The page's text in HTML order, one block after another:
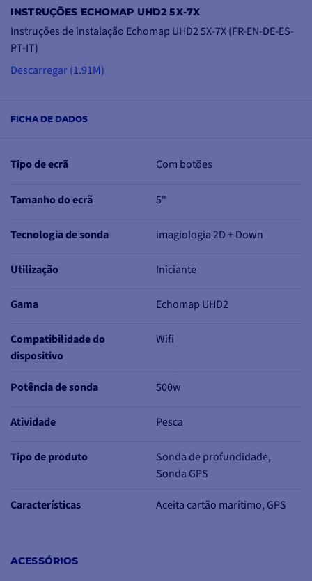
FICHA DE DADOS
Tipo de ecrã Com botões
Tamanho do ecrã 5"
Tecnologia de sonda imagiologia 2D + Down
Utilização Iniciante
Gama Echomap UHD2
Compatibilidade do
dispositivo
Wifi
Potência de sonda 500w
Atividade Pesca
Tipo de produto
Sonda de profundidade,
Sonda GPS
Características Aceita cartão marítimo, GPS
SONDA
TRADICIONAL 2D
CHIRP
deteção ideal até uma
CHIRP alta frequência
que o habitual.
densas eimagens mais
resolução
representação mais
peixes
do fundo e da deteção
de peixes
INSTRUÇÕES ECHOMAP UHD2 5X-7X
Instruções de instalação Echomap UHD2 5X-7X (FR-EN-DE-ES-
PT-IT)
Descarregar (1.91M)
ACESSÓRIOS